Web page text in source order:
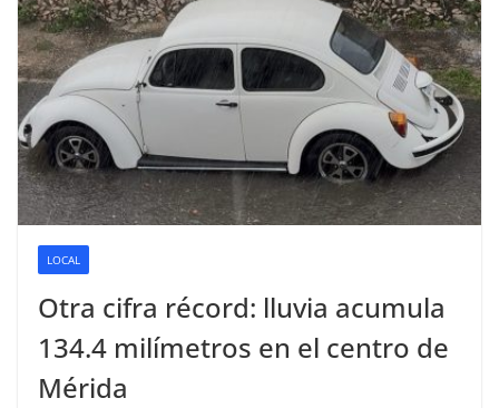
LOCAL
Otra cifra récord: lluvia acumula
134.4 milímetros en el centro de
Mérida